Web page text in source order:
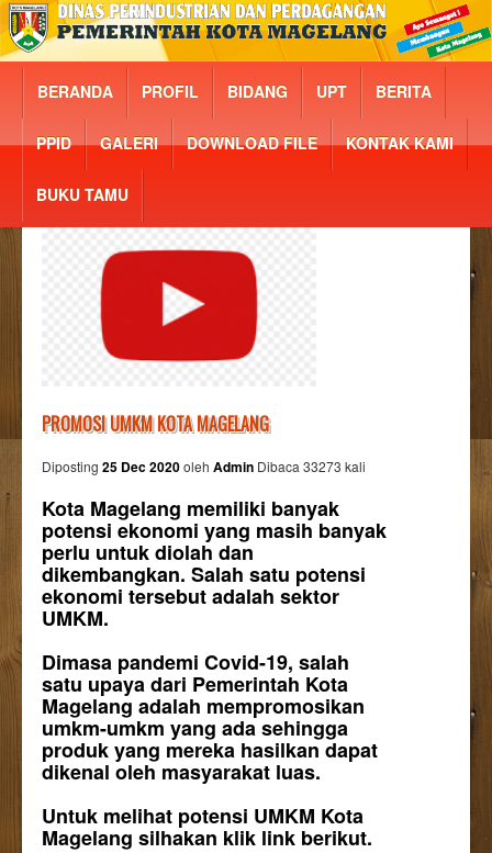
BERANDA PROFIL BIDANG UPT BERITA
PPID GALERI DOWNLOAD FILE KONTAK KAMI
BUKU TAMU
PROMOSI UMKM KOTA MAGELANG
Diposting 25 Dec 2020oleh Admin Dibaca 33273 kali
Kota Magelang memiliki banyak
potensi ekonomi yang masih banyak
perlu untuk diolah dan
dikembangkan. Salah satu potensi
ekonomi tersebut adalah sektor
UMKM.
Dimasa pandemi Covid-19, salah
satu upaya dari Pemerintah Kota
Magelang adalah mempromosikan
umkm-umkm yang ada sehingga
produk yang mereka hasilkan dapat
dikenal oleh masyarakat luas.
Untuk melihat potensi UMKM Kota
Magelang silhakan klik link berikut.